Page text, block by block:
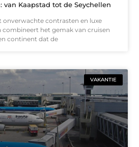
van Kaapstad tot de Seychellen
onverwachte contrasten en luxe
combineert het gemak van cruisen
continent dat de
VAKANTIE